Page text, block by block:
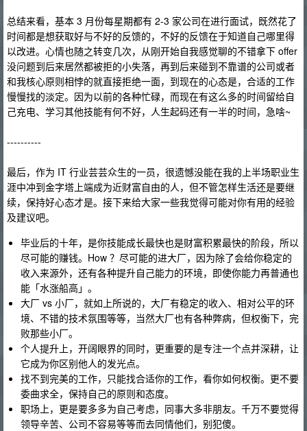
总结来看，基本 3 月份每星期都有 2-3 家公司在进行面试，既然花了
时间都是想获取好与不好的反馈的，不好的反馈在于知道自己哪里得
以改进。心情也随之转变几次，从刚开始自我感觉聊的不错拿下 offer
没问题到后来居然都被拒的小失落，再到后来碰到不靠谱的公司或者
和我核心原则相悖的就直接拒绝一面，到现在的心态是，合适的工作
慢慢找的淡定。因为以前的各种忙碌，而现在有这么多的时间留给自
己充电、学习其他技能有何不好，人生起码还有一半的时间，急啥~
----------
最后，作为 IT 行业芸芸众生的一员，很遗憾没能在我的上半场职业生
涯中冲到金字塔上端成为近财富自由的人，但不管怎样生活还是要继
续，保持好心态才是。接下来给大家一些我觉得可能对你有用的经验
及建议吧。
毕业后的十年，是你技能成长最快也是财富积累最快的阶段，所以
尽可能的赚钱。How ？尽可能的进大厂，因为除了会给你稳定的
收入来源外，还有各种提升自己能力的环境，即使你能力再普通也
能「水涨船高」。
大厂 vs 小厂，就如上所说的，大厂有稳定的收入、相对公平的环
境、不错的技术氛围等等，当然大厂也有各种弊病，但权衡下，完
败那些小厂。
个人提升上，开阔眼界的同时，更重要的是专注一个点并深耕，让
它成为你区别他人的发光点。
找不到完美的工作，只能找合适你的工作，看你如何权衡。更不要
委曲求全，保持自己的原则和态度。
职场上，更是要多多为自己考虑，同事大多非朋友。千万不要觉得
领导辛苦、公司不容易等等而去同情他们，别犯傻。